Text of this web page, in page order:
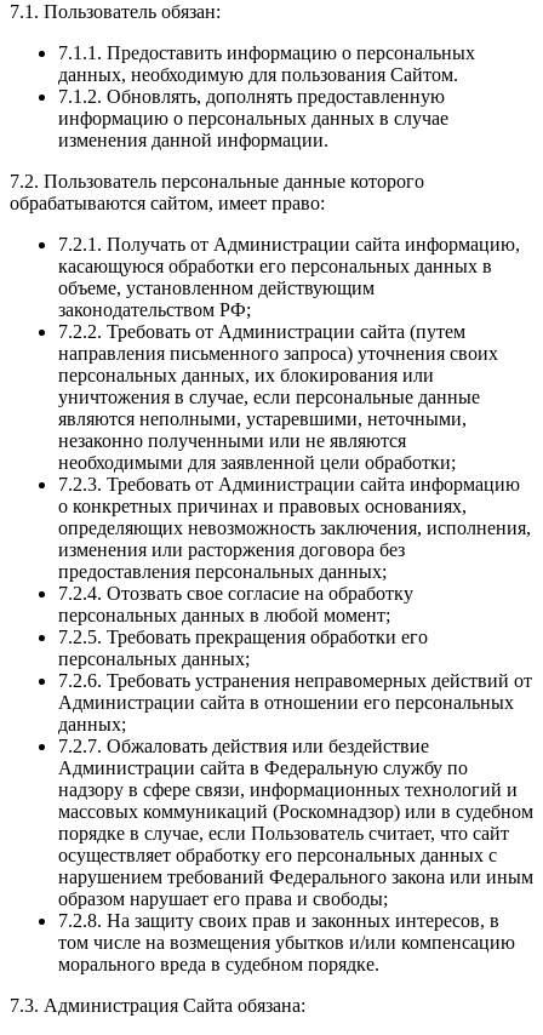
7.1. Пользователь обязан:
7.1.1. Предоставить информацию о персональных
данных, необходимую для пользования Сайтом.
7.1.2. Обновлять, дополнять предоставленную
информацию о персональных данных в случае
изменения данной информации.
7.2. Пользователь персональные данные которого
обрабатываются сайтом, имеет право:
7.2.1. Получать от Администрации сайта информацию,
касающуюся обработки его персональных данных в
объеме, установленном действующим
законодательством РФ;
7.2.2. Требовать от Администрации сайта (путем
направления письменного запроса) уточнения своих
персональных данных, их блокирования или
уничтожения в случае, если персональные данные
являются неполными, устаревшими, неточными,
незаконно полученными или не являются
необходимыми для заявленной цели обработки;
7.2.3. Требовать от Администрации сайта информацию
о конкретных причинах и правовых основаниях,
определяющих невозможность заключения, исполнения,
изменения или расторжения договора без
предоставления персональных данных;
7.2.4. Отозвать свое согласие на обработку
персональных данных в любой момент;
7.2.5. Требовать прекращения обработки его
персональных данных;
7.2.6. Требовать устранения неправомерных действий от
Администрации сайта в отношении его персональных
данных;
7.2.7. Обжаловать действия или бездействие
Администрации сайта в Федеральную службу по
надзору в сфере связи, информационных технологий и
массовых коммуникаций (Роскомнадзор) или в судебном
порядке в случае, если Пользователь считает, что сайт
осуществляет обработку его персональных данных с
нарушением требований Федерального закона или иным
образом нарушает его права и свободы;
7.2.8. На защиту своих прав и законных интересов, в
том числе на возмещения убытков и/или компенсацию
морального вреда в судебном порядке.
7.3. Администрация Сайта обязана: